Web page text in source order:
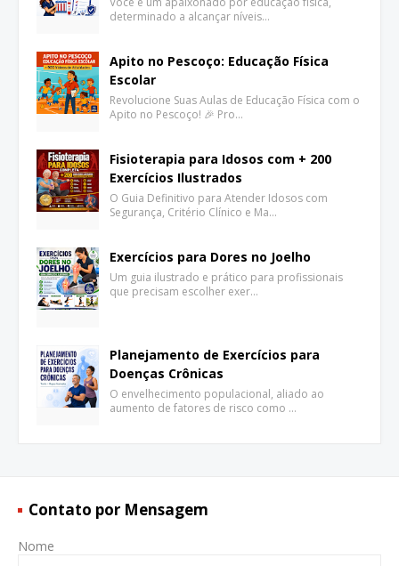
determinado a alcançar níveis…
Apito no Pescoço: Educação Física
Escolar
Revolucione Suas Aulas de Educação Física com o
Apito no Pescoço! 🎉 Pro…
Fisioterapia para Idosos com + 200
Exercícios Ilustrados
O Guia Definitivo para Atender Idosos com
Segurança, Critério Clínico e Ma…
Exercícios para Dores no Joelho
Um guia ilustrado e prático para profissionais
que precisam escolher exer…
Planejamento de Exercícios para
Doenças Crônicas
O envelhecimento populacional, aliado ao
aumento de fatores de risco como …
Contato por Mensagem
Nome